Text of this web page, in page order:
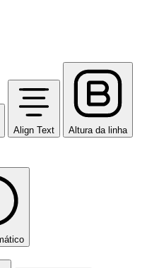
Align Text Altura da linha